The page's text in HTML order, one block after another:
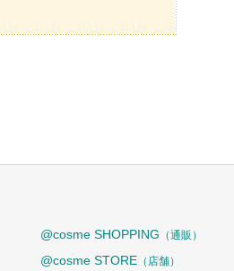
@cosme SHOPPING （通販）
@cosme STORE （店舗）